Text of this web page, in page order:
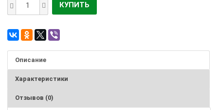
КУПИТЬ
Описание
Характеристики
Отзывов (0)